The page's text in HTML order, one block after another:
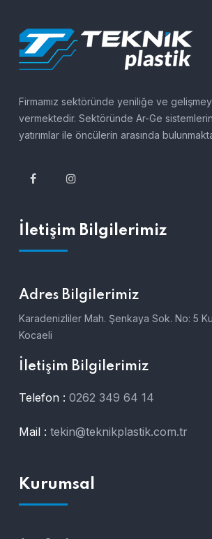
Firmamız sektöründe yeniliğe ve
vermektedir. Sektöründe Ar-Ge
yatırımlar ile öncülerin arasında
İletişim Bilgilerimiz
Adres Bilgilerimiz
Karadenizliler Mah. Şenkaya Sok. No: 5
Kocaeli
İletişim Bilgilerimiz
Telefon : 0262 349 64 14
Mail : tekin@teknikplastik.com.tr
Kurumsal